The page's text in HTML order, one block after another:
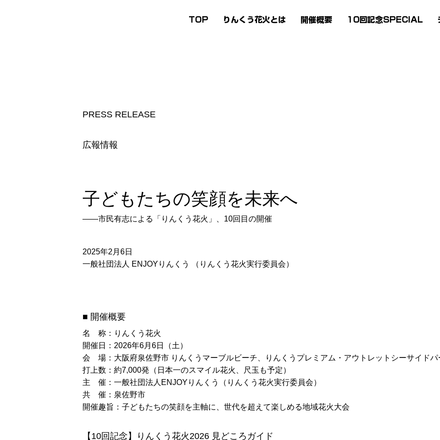
TOP りんくう花火とは 開催概要 10回記念SPECIAL
PRESS RELEASE
​広報情報
■ 開催概要
名 称：りんくう花火
開催日：2026年6月6日（土）
会 場：大阪府泉佐野市 りんくうマーブルビーチ、りんくうプレミアム・アウトレットシーサイドパ
打上数：約7,000発（日本一のスマイル花火、尺玉も予定）
主 催：一般社団法人ENJOYりんくう（りんくう花火実行委員会）
共 催：泉佐野市
開催趣旨：子どもたちの笑顔を主軸に、世代を超えて楽しめる地域花火大会
【10回記念】りんくう花火2026 見どころガイド
2025年2月6日
一般社団法人 ENJOYりんくう （りんくう花火実行委員会）
子どもたちの笑顔を未来へ
――市民有志による「りんくう花火」、10回目の開催